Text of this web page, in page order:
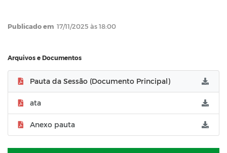
Publicado em 17/11/2025 às 18:00
Arquivos e Documentos
Pauta da Sessão (Documento Principal)
ata
Anexo pauta